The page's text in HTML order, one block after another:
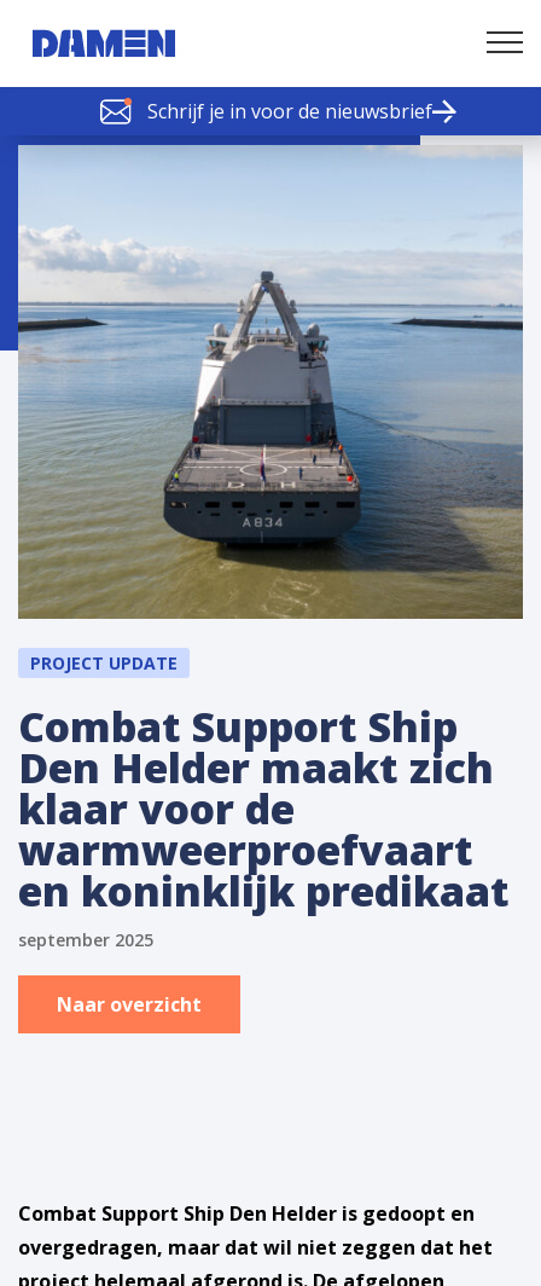
Schrijf je in voor de nieuwsbrief
SCHELDE SCHAKELS
PROJECT UPDATE
Combat Support Ship
Den Helder maakt zich
klaar voor de
warmweerproefvaart
en koninklijk predikaat
september 2025
Naar overzicht
Combat Support Ship Den Helder is gedoopt en
overgedragen, maar dat wil niet zeggen dat het